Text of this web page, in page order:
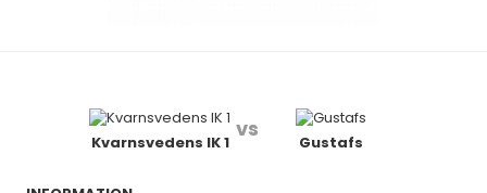
DOKUMENT
Kvarnsvedens IK 1
vs
Gustafs